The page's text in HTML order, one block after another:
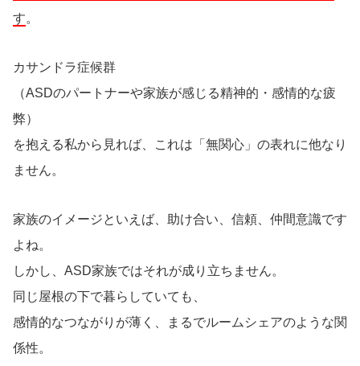
す。
カサンドラ症候群
（ASDのパートナーや家族が感じる精神的・感情的な疲
弊）
を抱える私から見れば、これは「無関心」の表れに他なり
ません。
家族のイメージといえば、助け合い、信頼、仲間意識です
よね。
しかし、ASD家族ではそれが成り立ちません。
同じ屋根の下で暮らしていても、
感情的なつながりが薄く、まるでルームシェアのような関
係性。